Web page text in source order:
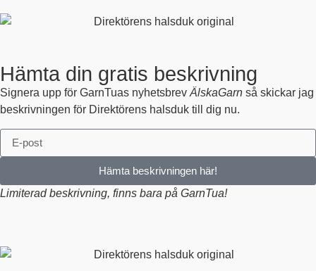
Hämta din gratis beskrivning
Signera upp för GarnTuas nyhetsbrev ÄlskaGarn så skickar jag
beskrivningen för Direktörens halsduk till dig nu.
Hämta beskrivningen här!
Limiterad beskrivning, finns bara på GarnTua!